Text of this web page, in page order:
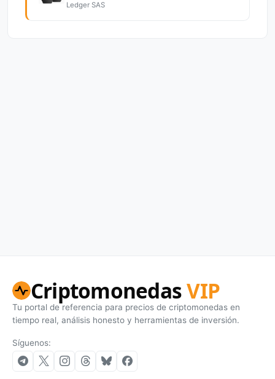
Ledger SAS
CriptomonedasVIP
Tu portal de referencia para precios de criptomonedas en
tiempo real, análisis honesto y herramientas de inversión.
Síguenos: